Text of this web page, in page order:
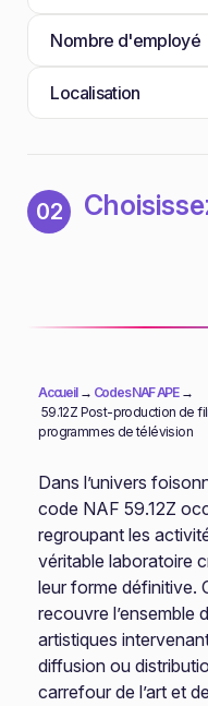
Nombre d'employé
Localisation
02
Accueil→ Codes NAF APE→
59.12Z Post-production de
programmes de télévision
Dans l’univers
code NAF 59.12Z
regroupant les
véritable laboratoire
leur forme définitive.
recouvre l’ensemble
artistiques
diffusion ou
carrefour de l’art et